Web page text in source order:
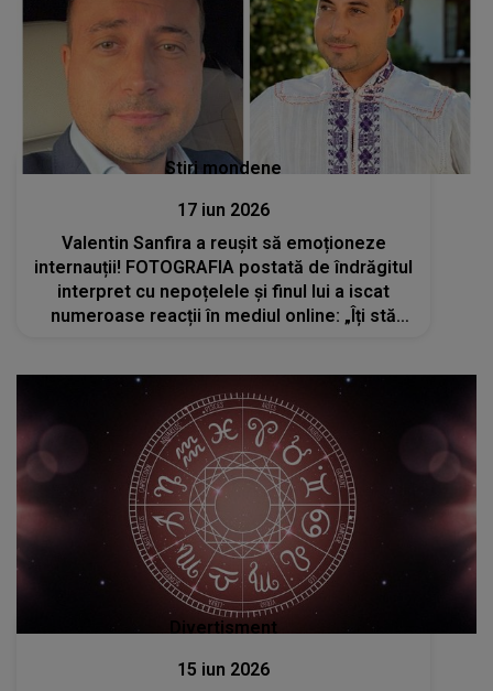
Stiri mondene
17 iun 2026
Valentin Sanfira a reușit să emoționeze
internauții! FOTOGRAFIA postată de îndrăgitul
interpret cu nepoțelele și finul lui a iscat
numeroase reacții în mediul online: „Îți stă
Divertisment
15 iun 2026